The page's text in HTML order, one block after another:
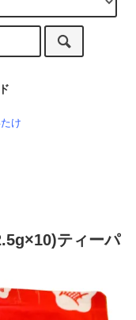
け
ティーパ